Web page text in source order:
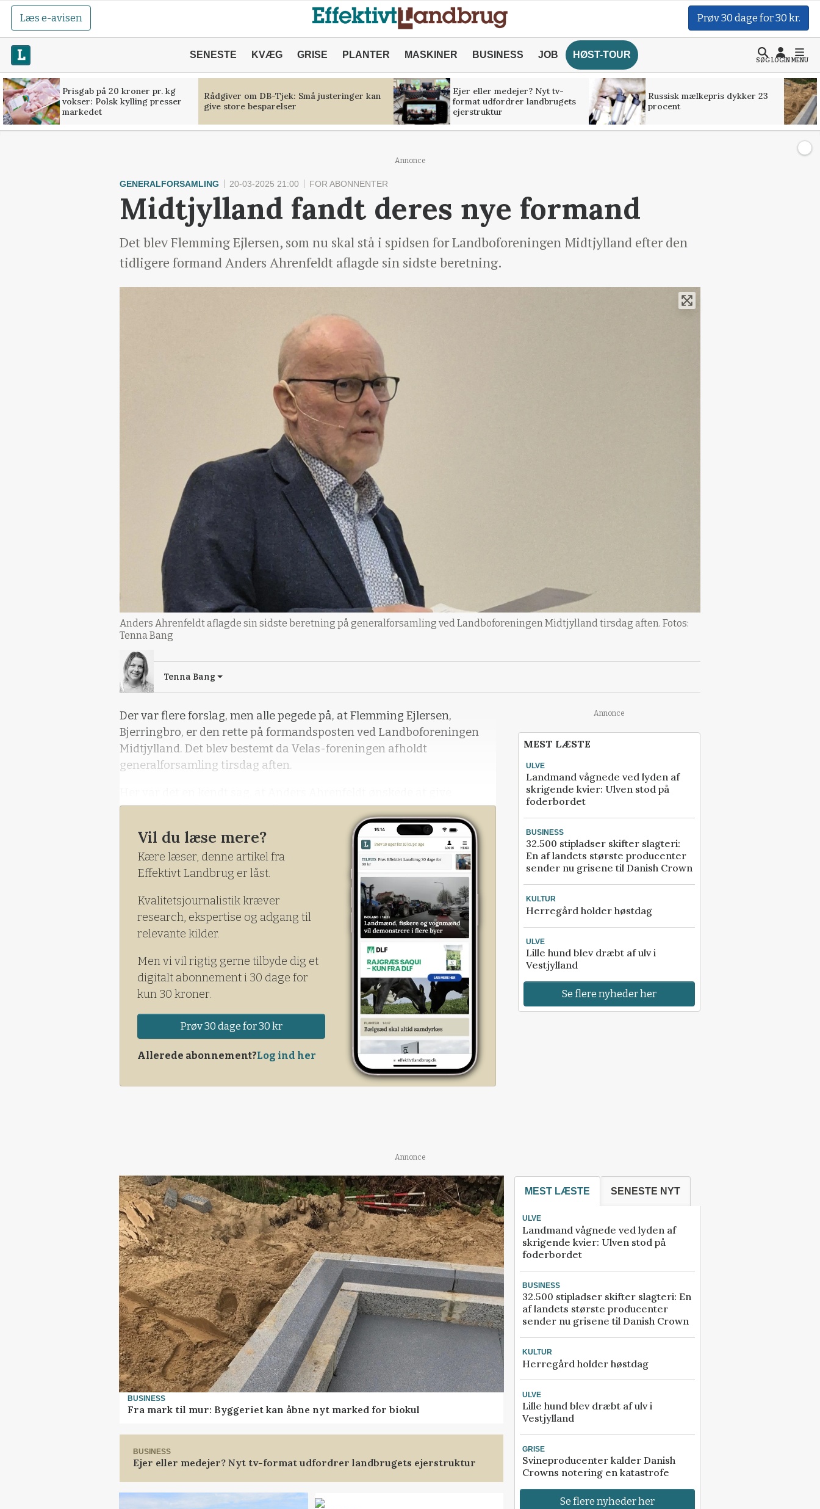
Læs e-avisen Prøv 30 dage for 30 kr.
SENESTE KVÆG GRISE PLANTER MASKINER BUSINESS JOB HØST-TOUR
SØGLOGINMENU
Prisgab på 20 kroner pr. kg
vokser: Polsk kylling presser
markedet
Rådgiver om DB-Tjek: Små justeringer kan
give store besparelser
Ejer eller medejer? Nyt tv-
format udfordrer landbrugets
ejerstruktur
Russisk mælkepris dykker 23
procent
Annonce
GENERALFORSAMLING 20-03-2025 21:00 FOR ABONNENTER
Midtjylland fandt deres nye formand
Det blev Flemming Ejlersen, som nu skal stå i spidsen for Landboforeningen Midtjylland efter den
tidligere formand Anders Ahrenfeldt aflagde sin sidste beretning.
Anders Ahrenfeldt aflagde sin sidste beretning på generalforsamling ved Landboforeningen Midtjylland tirsdag aften. Fotos:
Tenna Bang
Tenna Bang
Der var flere forslag, men alle pegede på, at Flemming Ejlersen,
Bjerringbro, er den rette på formandsposten ved Landboforeningen
Midtjylland. Det blev bestemt da Velas-foreningen afholdt
generalforsamling tirsdag aften.
formands-kasketten videre til en anden.
Vil du læse mere?
Kære læser, denne artikel fra
Effektivt Landbrug er låst.
Kvalitetsjournalistik kræver
research, ekspertise og adgang til
relevante kilder.
Men vi vil rigtig gerne tilbyde dig et
digitalt abonnement i 30 dage for
kun 30 kroner.
Prøv 30 dage for 30 kr
Allerede abonnement?Log ind her
Annonce
MEST LÆSTE
ULVE
Landmand vågnede ved lyden af
skrigende kvier: Ulven stod på
foderbordet
BUSINESS
32.500 stipladser skifter slagteri:
En af landets største producenter
sender nu grisene til Danish Crown
KULTUR
Herregård holder høstdag
ULVE
Lille hund blev dræbt af ulv i
Vestjylland
Se flere nyheder her
Annonce
BUSINESS
Fra mark til mur: Byggeriet kan åbne nyt marked for biokul
BUSINESS
Ejer eller medejer? Nyt tv-format udfordrer landbrugets ejerstruktur
MEST LÆSTE SENESTE NYT
ULVE
Landmand vågnede ved lyden af
skrigende kvier: Ulven stod på
foderbordet
BUSINESS
32.500 stipladser skifter slagteri: En
af landets største producenter
sender nu grisene til Danish Crown
KULTUR
Herregård holder høstdag
ULVE
Lille hund blev dræbt af ulv i
Vestjylland
GRISE
Svineproducenter kalder Danish
Crowns notering en katastrofe
Se flere nyheder her